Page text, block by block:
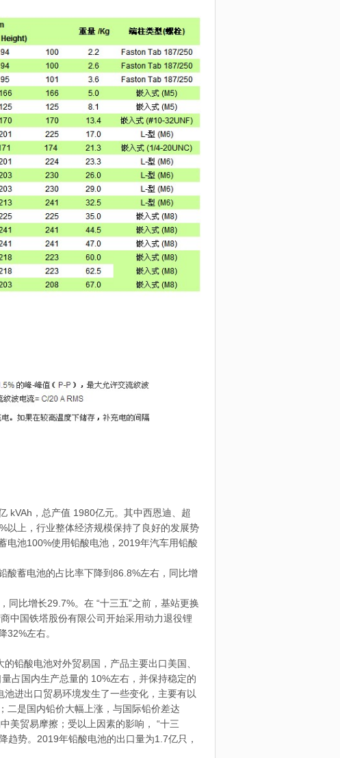
kVAh，总产值 1980亿元。其中西恩迪、超
以上，行业整体经济规模保持了良好的发展势
电池100%使用铅酸电池，2019年汽车用铅酸
酸蓄电池的占比率下降到86.8%左右，同比增
比增长29.7%。在 “十三五”之前，基站更换
中国铁塔股份有限公司开始采用动力退役锂
32%左右。
铅酸电池对外贸易国，产品主要出口美国、
占国内生产总量的 10%左右，并保持稳定的
进出口贸易环境发生了一些变化，主要有以
二是国内铅价大幅上涨，与国际铅价差达
美贸易摩擦；受以上因素的影响， “十三
趋势。2019年铅酸电池的出口量为1.7亿只，